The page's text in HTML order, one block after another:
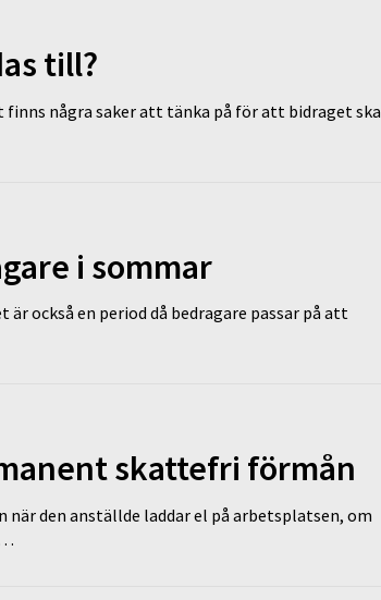
till?
några saker att tänka på för att bidraget ska
i sommar
också en period då bedragare passar på att
skattefri förmån
den anställde laddar el på arbetsplatsen, om